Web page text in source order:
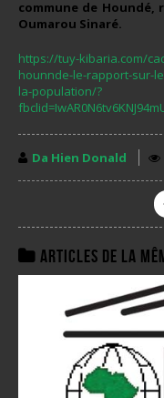
commune de Houndé,
Oumarou Sinaré.
https://tuy-kibaria.com/
hounnde-le-rapport-sur-
la-population/?
Da Hien Donald
Articles de la